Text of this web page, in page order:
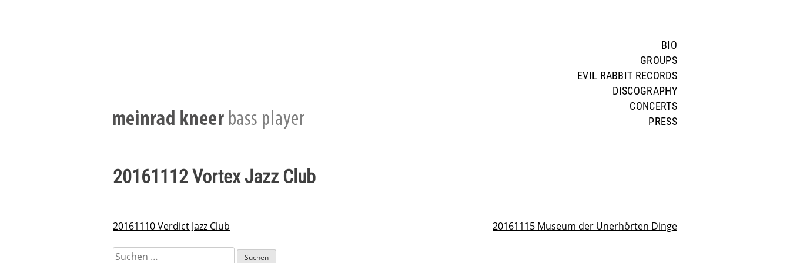
BIO
GROUPS
EVIL RABBIT RECORDS
DISCOGRAPHY
CONCERTS
PRESS
20161112 Vortex Jazz Club
Beitragsnavigation
20161110 Verdict Jazz Club 20161115 Museum der Unerhörten Dinge
Suchen